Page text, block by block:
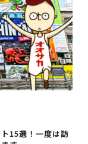
15選！一度は訪